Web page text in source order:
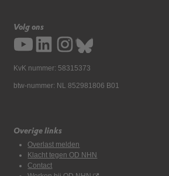
Volg ons
KvK nummer: 58315373
btw-nummer: NL 852981806 B01
Overige links
Overlast melden
Klacht tegen OD NHN
Contact